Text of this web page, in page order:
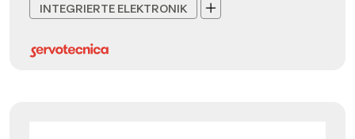
INTEGRIERTE ELEKTRONIK